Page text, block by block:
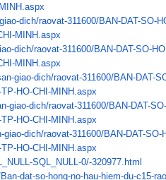
giao-dich/raovat-311600/BAN-DAT-SO-
MINH.aspx
dich/raovat-311600/BAN-DAT-SO-
MINH.aspx
giao-dich/raovat-311600/BAN-DAT-
HO-CHI-MINH.aspx
giao-dich/raovat-311600/BAN-DAT-
HO-CHI-MINH.aspx
giao-dich/raovat-311600/BAN-DAT-SO-
HO-CHI-MINH.aspx
NULL-SQL_NULL-0/-320977.html
Ban-dat-so-hong-no-hau-hiem-du-c15-